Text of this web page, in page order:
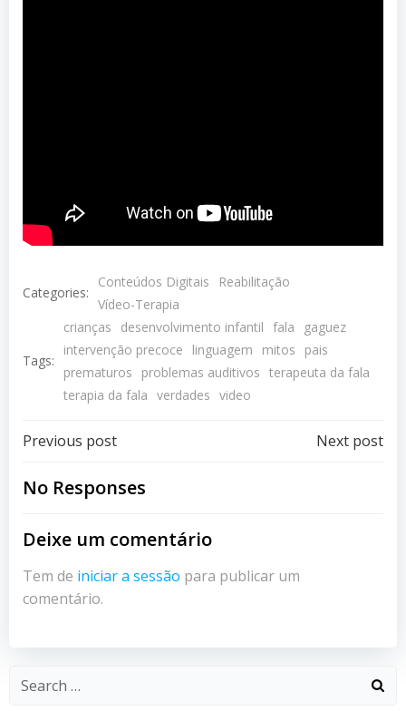
Categories:
Conteúdos Digitais
Reabilitação
Vídeo-Terapia
Tags:
crianças desenvolvimento infantil fala
gaguez
intervenção precoce
linguagem mitos
pais
prematuros
problemas auditivos terapeuta da fala
terapia da fala verdades video
Post
navigation
Previous post Next post
No Responses
Deixe um comentário
Tem de iniciar a sessão para publicar um
comentário.